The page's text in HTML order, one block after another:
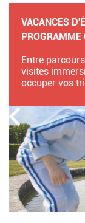
VACANCES
Entre
visites
occuper vos